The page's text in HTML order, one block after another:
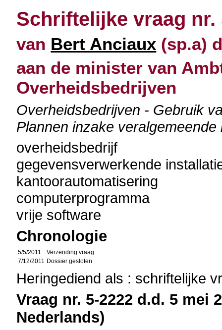
Schriftelijke vraag nr.
van Bert Anciaux (sp.a)
aan de minister van
Overheidsbedrijven
Overheidsbedrijven - Gebruik
Plannen inzake veralgemeende
overheidsbedrijf
gegevensverwerkende
kantoorautomatisering
computerprogramma
vrije software
Chronologie
5/5/2011
Verzending vraag
7/12/2011 Dossier gesloten
Heringediend als : schriftelijke
Vraag nr. 5-2222 d.d. 5 mei
Nederlands)